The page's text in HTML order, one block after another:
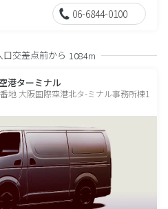
06-6844-0100
口交差点前から 1084m
港ターミナル
地 大阪国際空港北タ-ミナル事務所棟1